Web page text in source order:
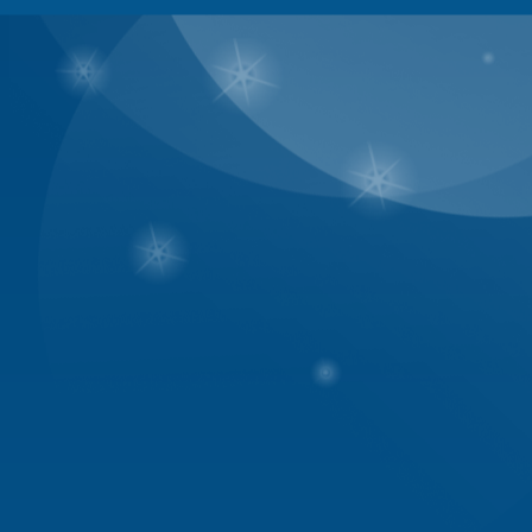
tối đa mở nhiều topic, làm
2. Về nội dung bài viết :
- Không lạm dụng các chức
- Những hành vi sau đây
cách cố ý chia nhỏ nội dung
- Bài viết nếu là tiếng Việt